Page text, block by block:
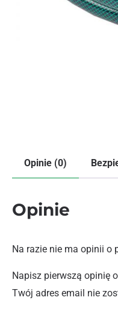
Opinie (0)
Opinie
Na razie nie ma opinii o
Napisz pierwszą opinię o
Twój adres email nie